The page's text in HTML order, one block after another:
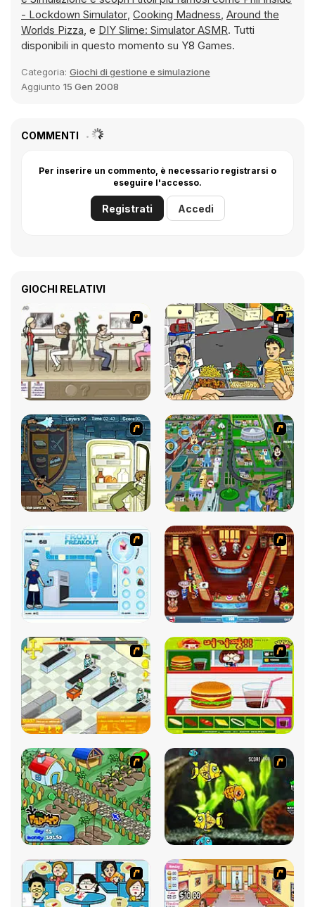
- Lockdown Simulator, Cooking Madness, Around the
Worlds Pizza, e DIY Slime: Simulator ASMR. Tutti
disponibili in questo momento su Y8 Games.
Categoria: Giochi di gestione e simulazione
Aggiunto 15 Gen 2008
COMMENTI
Per inserire un commento, è necessario registrarsi o
eseguire l'accesso.
Registrati Accedi
GIOCHI RELATIVI